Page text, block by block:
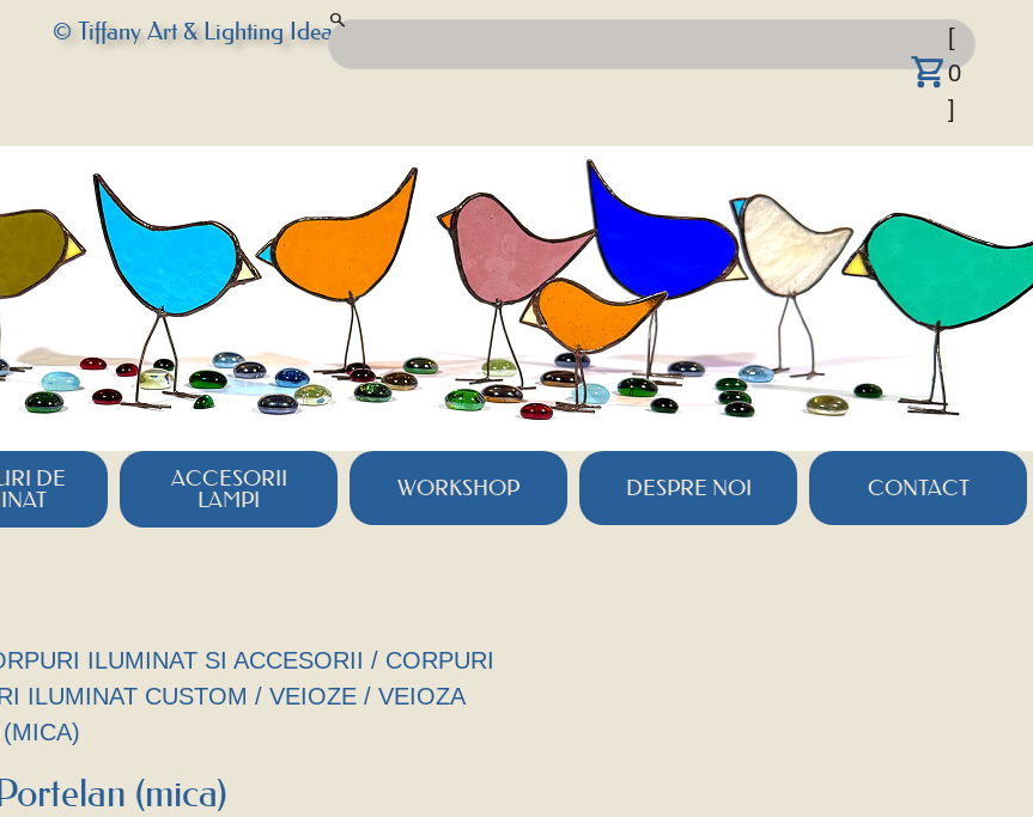
© Tiffany Art & Lighting Idea
[
0
]
DE
ACCESORII
LAMPI
WORKSHOP DESPRE NOI CONTACT
ILUMINAT SI ACCESORII / CORPURI
ILUMINAT CUSTOM /VEIOZE / VEIOZA
(mica)